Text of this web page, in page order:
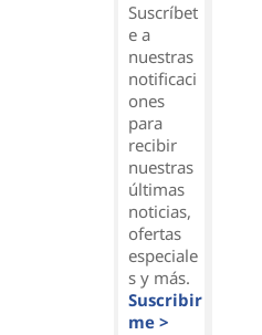
Suscríbet
e a
nuestras
notificaci
ones
para
recibir
nuestras
últimas
noticias,
ofertas
especiale
s y más.
Suscribir
me >